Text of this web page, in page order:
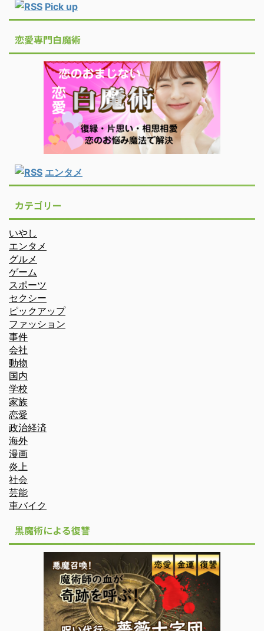
Pick up
恋愛専門白魔術
エンタメ
カテゴリー
いやし
エンタメ
グルメ
ゲーム
スポーツ
セクシー
ピックアップ
ファッション
事件
会社
動物
国内
学校
家族
恋愛
政治経済
海外
漫画
炎上
社会
芸能
車バイク
黒魔術による復讐